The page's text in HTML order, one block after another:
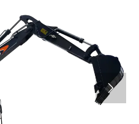
